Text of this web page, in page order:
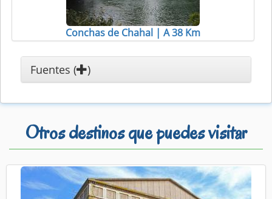
Conchas de Chahal | A 38 Km
Fuentes ( )
Otros destinos que puedes visitar